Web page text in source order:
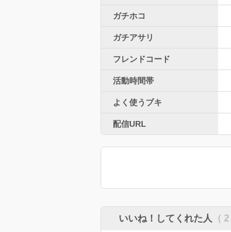
ガチホコ
ガチアサリ
フレンドコード
活動時間帯
よく使うブキ
配信URL
いいね！してくれた人 （ 2